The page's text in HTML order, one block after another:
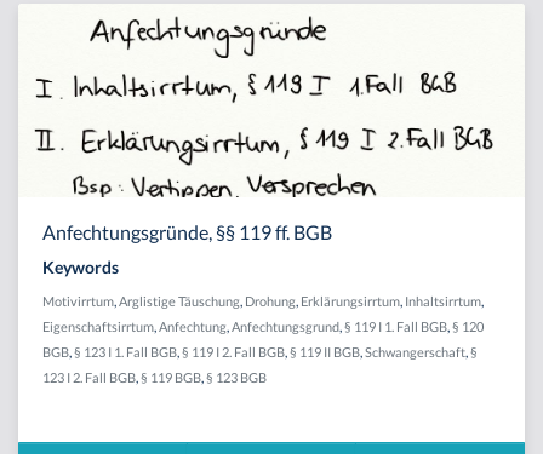
Anfechtungsgründe, §§ 119 ff. BGB
Keywords
Motivirrtum Arglistige Täuschung Drohung Erklärungsirrtum Inhaltsirrtum
Eigenschaftsirrtum Anfechtung Anfechtungsgrund § 119 I 1. Fall BGB § 120
BGB § 123 I 1. Fall BGB § 119 I 2. Fall BGB § 119 II BGB Schwangerschaft §
123 I 2. Fall BGB § 119 BGB § 123 BGB